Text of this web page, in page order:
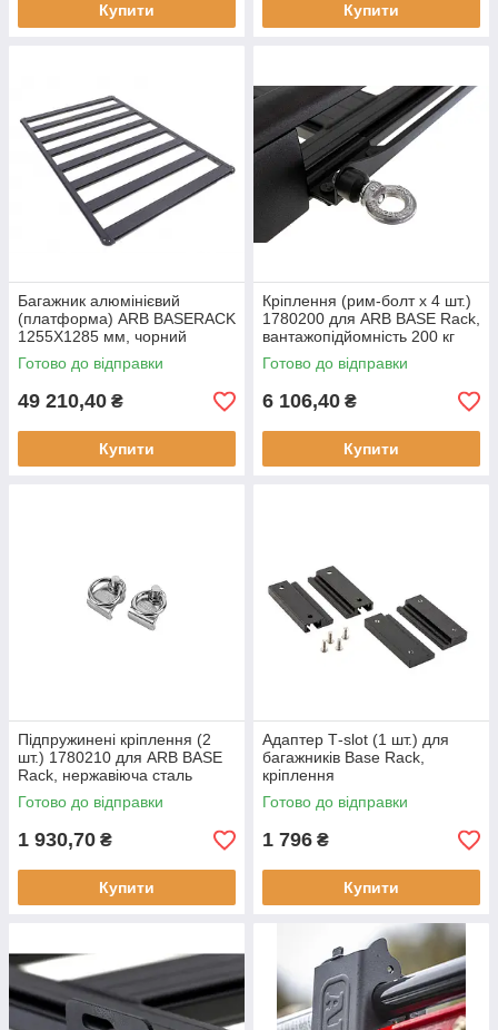
Купити Купити
Багажник алюмінієвий
(платформа) ARB BASERACK
1255X1285 мм, чорний
Готово до відправки
49 210,40 ₴
Купити
Кріплення (рим-болт х 4 шт.)
1780200 для ARB BASE Rack,
вантажопідйомність 200 кг
Готово до відправки
6 106,40 ₴
Купити
Підпружинені кріплення (2
шт.) 1780210 для ARB BASE
Rack, нержавіюча сталь
Готово до відправки
1 930,70 ₴
Купити
Адаптер Т-slot (1 шт.) для
багажників Base Rack,
кріплення
Готово до відправки
1 796 ₴
Купити